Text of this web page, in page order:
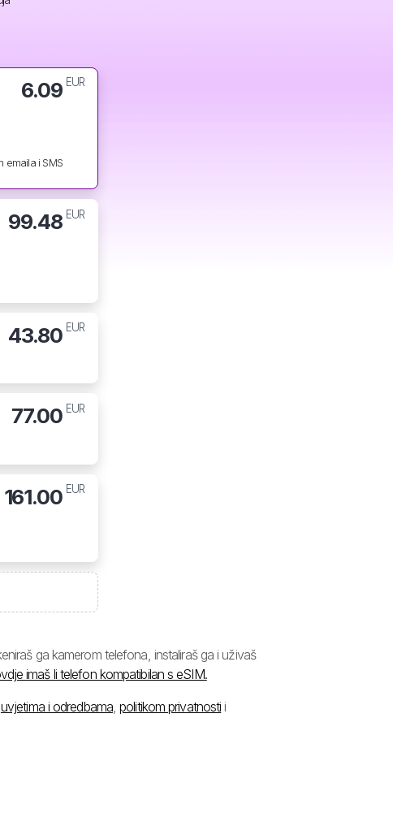
6.09 EUR
emaila i SMS
99.48 EUR
43.80 EUR
77.00 EUR
161.00 EUR
ga kamerom telefona, instaliraš ga i uživaš
imaš li telefon kompatibilan s eSIM.
uvjetima i odredbama,politikom privatnosti i